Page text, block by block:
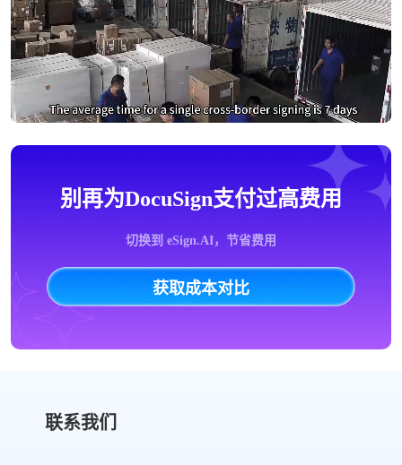
别再为DocuSign支付过高费用
切换到 eSign.AI，节省费用
获取成本对比
联系我们